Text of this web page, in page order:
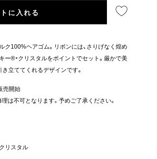
に入れる
100%ヘアゴム。リボンには、さりげなく煌め
ー®・クリスタルをポイントでセット。厳かで美
立ててくれるデザインです。
売開始
は不可となります。予めご了承ください。
リスタル